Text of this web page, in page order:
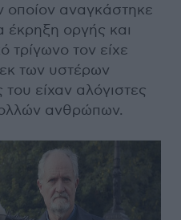
οποίον αναγκάστηκε
έκρηξη οργής και
τρίγωνο τον είχε
των υστέρων
του είχαν αλόγιστες
ανθρώπων.